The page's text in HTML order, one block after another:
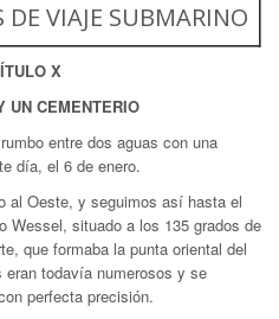
VIAJE SUBMARINO
X
UN CEMENTERIO
entre dos aguas con una
día, el 6 de enero.
al Oeste, y seguimos así hasta el
Wessel, situado a los 135 grados de
que formaba la punta oriental del
eran todavía numerosos y se
perfecta precisión.